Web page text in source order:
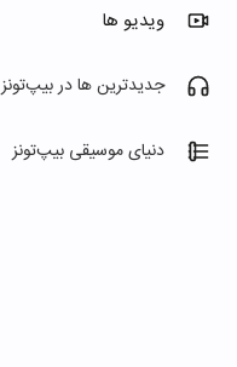
ویدیو ها
جدیدترین ها در بیپ‌تونز
دنیای موسیقی بیپ‌تونز